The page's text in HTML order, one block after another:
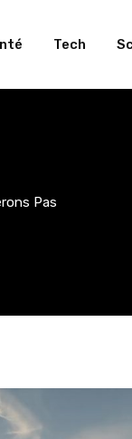
Tech
Pas